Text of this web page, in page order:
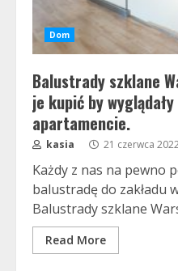
Dom
Balustrady szklane
je kupić by
apartamencie.
kasia 21 czerwca
Każdy z nas na pewno
balustradę do zakładu
Balustrady szklane
Read More